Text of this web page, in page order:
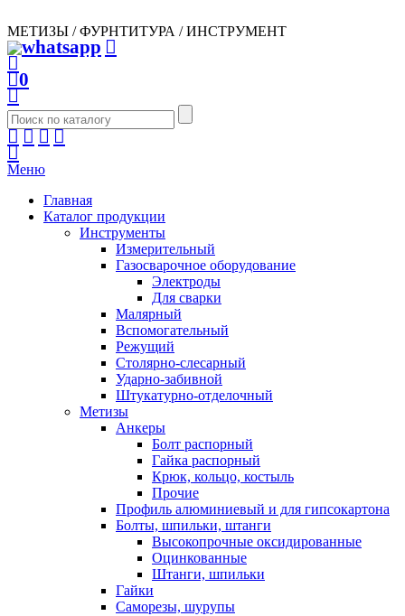
МЕТИЗЫ / ФУРНТИТУРА / ИНСТРУМЕНТ
0
Меню
Главная
Каталог продукции
Инструменты
Измерительный
Газосварочное оборудование
Электроды
Для сварки
Малярный
Вспомогательный
Режущий
Столярно-слесарный
Ударно-забивной
Штукатурно-отделочный
Метизы
Анкеры
Болт распорный
Гайка распорный
Крюк, кольцо, костыль
Прочие
Профиль алюминиевый и для гипсокартона
Болты, шпильки, штанги
Высокопрочные оксидированные
Оцинкованные
Штанги, шпильки
Гайки
Саморезы, шурупы